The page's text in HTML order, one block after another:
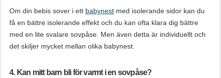
Om din bebis sover i ett babynest med isolerande sidor kan du
få en bättre isolerande effekt och du kan ofta klara dig bättre
med en lite svalare sovpåse. Men även detta är individuellt och
det skiljer mycket mellan olika babynest.
4. Kan mitt barn bli för varmt i en sovpåse?